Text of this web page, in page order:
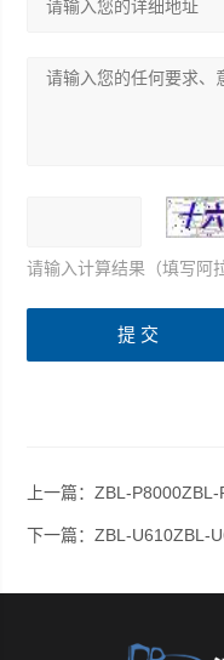
请输入计算结果（填写阿
上一篇：ZBL-P8000ZBL-
下一篇：ZBL-U610ZBL-